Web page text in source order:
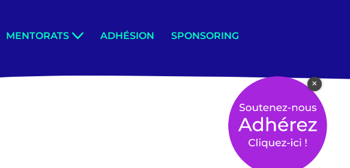
MENTORATS ADHÉSION SPONSORING
×